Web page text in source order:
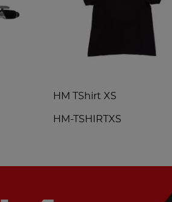
HM TShirt XS
HM-TSHIRTXS